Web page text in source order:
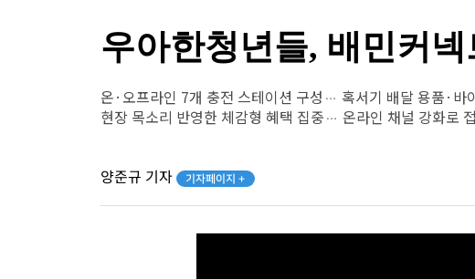
우아한청년들, 배민커
온·오프라인 7개 충전 스테이션 구성… 혹서기 배달 용품·바
현장 목소리 반영한 체감형 혜택 집중… 온라인 채널 강화로
양준규 기자 기자페이지 +